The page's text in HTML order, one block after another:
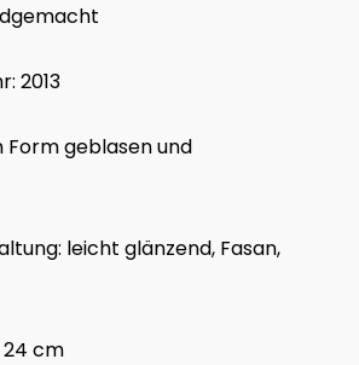
2013
Form geblasen und
leicht glänzend, Fasan,
24 cm